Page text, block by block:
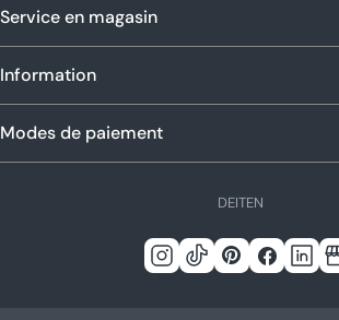
Service en magasin
Information
Modes de paiement
L
n
DE EN
IT
Instagram
TIC Pinterest